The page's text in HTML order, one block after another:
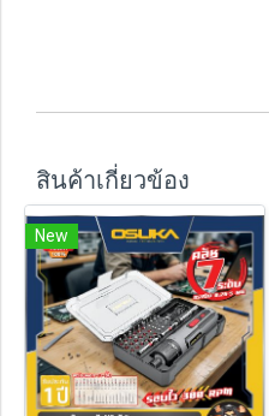
สินค้าเกี่ยวข้อง
New